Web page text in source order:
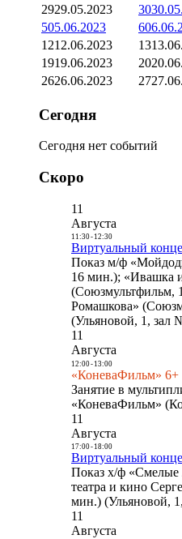
2929.05.2023 30
505.06.2023 6
1212.06.2023 13
1919.06.2023 20
2626.06.2023 27
Сегодня
Сегодня нет событий
Скоро
11
Августа
11:30- 12:30
Виртуальный
Показ м/ф
16 мин.); «Ивашка
(Союзмультфильм,
Ромашкова»
(Ульяновой, 1, зал
11
Августа
12:00- 13:00
«КоневаФильм» 6+
Занятие в
«КоневаФильм»
11
Августа
17:00- 18:00
Виртуальный
Показ х/ф «Смелые
театра и кино
мин.) (Ульяновой,
11
Августа